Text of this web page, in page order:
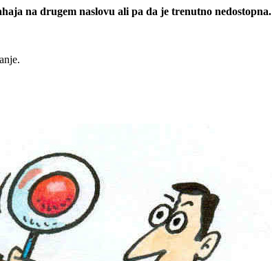
na drugem naslovu ali pa da je trenutno nedostopna.